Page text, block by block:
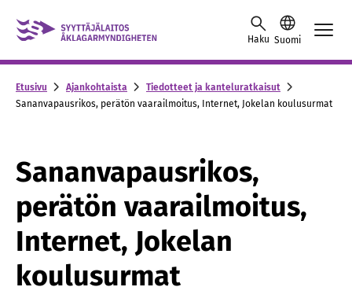
Skip to content -saavutettavuusohje
Haku Suomi
Etusivu Ajankohtaista
Tiedotteet ja kanteluratkaisut
Sananvapausrikos, perätön vaarailmoitus, Internet, Jokelan koulusurmat
Sananvapausrikos,
perätön vaarailmoitus,
Internet, Jokelan
koulusurmat